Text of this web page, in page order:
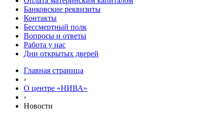
Банковские реквизиты
Контакты
Бессмертный полк
Вопросы и ответы
Работа у нас
Дни открытых дверей
Главная страница
›
О центре «НИВА»
›
Новости